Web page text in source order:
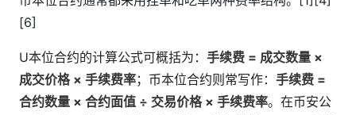
[6]
U本位合约的计算公式可概括为： 手续费 = 成交数量 ×
成交价格 × 手续费率；币本位合约则常写作： 手续费 =
合约数量 × 合约面值 ÷ 交易价格 × 手续费率。在币安公